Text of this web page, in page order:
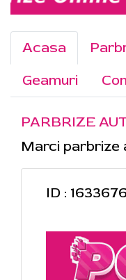
Acasa
Geamuri
PARBRIZE
Marci parbrize
ID :